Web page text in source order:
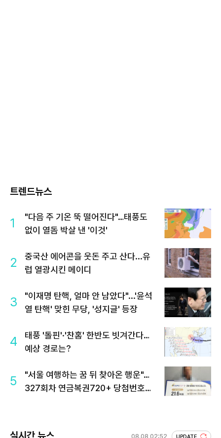
트렌드뉴스
1
"다음 주 기온 뚝 떨어진다"…태풍도
없이 열돔 박살 낸 '이것'
2
중국산 에어콘을 웃돈 주고 산다...유
럽 열광시킨 메이디
3
"이재명 탄핵, 얼마 안 남았다"...'윤석
열 탄핵' 맞힌 무당, '성지글' 등장
4
태풍 '돌핀'·'찬홈' 한반도 빗겨간다…
예상 경로는?
5
"서울 여행하는 꿈 뒤 찾아온 행운"…
327회차 연금복권720+ 당첨번호조
실시간 뉴스 08.08 02:52